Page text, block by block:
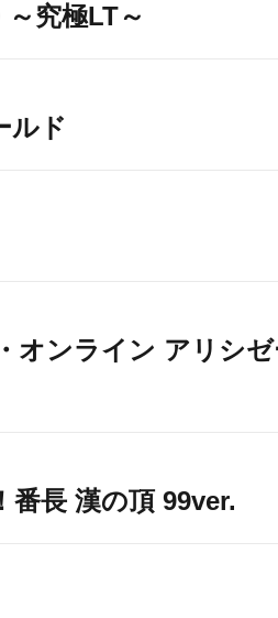
究極LT～
ルド
オンライン アリシ
番長 漢の頂 99ver.